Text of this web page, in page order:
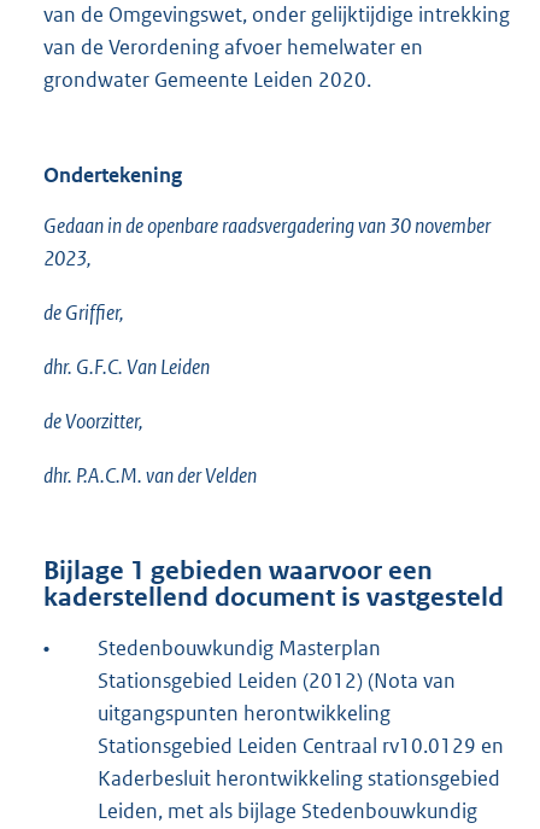
van de Omgevingswet, onder gelijktijdige intrekking
van de Verordening afvoer hemelwater en
grondwater Gemeente Leiden 2020.
Ondertekening
Gedaan in de openbare raadsvergadering van 30 november
2023,
de Griffier,
dhr. G.F.C. Van Leiden
de Voorzitter,
dhr. P.A.C.M. van der Velden
Bijlage 1 gebieden waarvoor een
kaderstellend document is vastgesteld
•
Stedenbouwkundig Masterplan
Stationsgebied Leiden (2012) (Nota van
uitgangspunten herontwikkeling
Stationsgebied Leiden Centraal rv10.0129 en
Kaderbesluit herontwikkeling stationsgebied
Leiden, met als bijlage Stedenbouwkundig